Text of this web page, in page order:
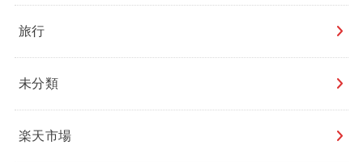
旅行
未分類
楽天市場